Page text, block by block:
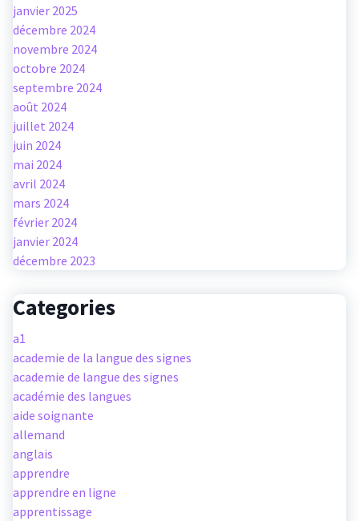
janvier 2025
décembre 2024
novembre 2024
octobre 2024
septembre 2024
août 2024
juillet 2024
juin 2024
mai 2024
avril 2024
mars 2024
février 2024
janvier 2024
décembre 2023
Categories
a1
academie de la langue des signes
academie de langue des signes
académie des langues
aide soignante
allemand
anglais
apprendre
apprendre en ligne
apprentissage